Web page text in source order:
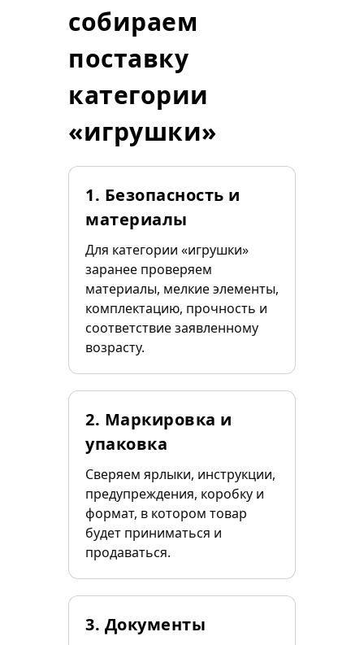
собираем
поставку
категории
«игрушки»
1. Безопасность и
материалы
Для категории «игрушки»
заранее проверяем
материалы, мелкие элементы,
комплектацию, прочность и
соответствие заявленному
возрасту.
2. Маркировка и
упаковка
Сверяем ярлыки, инструкции,
предупреждения, коробку и
формат, в котором товар
будет приниматься и
продаваться.
3. Документы